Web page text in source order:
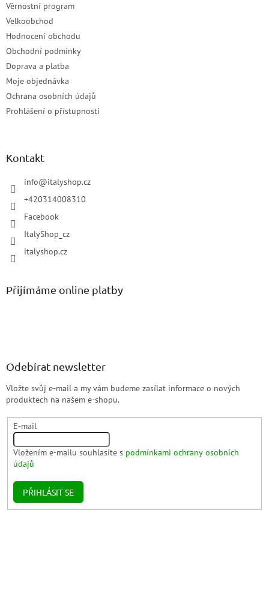
Věrnostní program
Velkoobchod
Hodnocení obchodu
Obchodní podmínky
Doprava a platba
Moje objednávka
Ochrana osobních údajů
Prohlášení o přístupnosti
Kontakt
info@italyshop.cz
+420314008310
Facebook
ItalyShop_cz
italyshop.cz
Přijímáme online platby
Odebírat newsletter
Vložte svůj e-mail a my vám budeme zasílat informace o nových
produktech na našem e-shopu.
E-mail
Vložením e-mailu souhlasíte s podmínkami ochrany osobních
údajů
PŘIHLÁSIT SE